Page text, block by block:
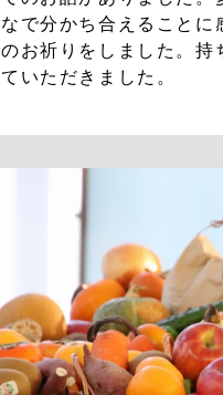
なで分かち合えること
のお祈りをしました。持
ていただきました。